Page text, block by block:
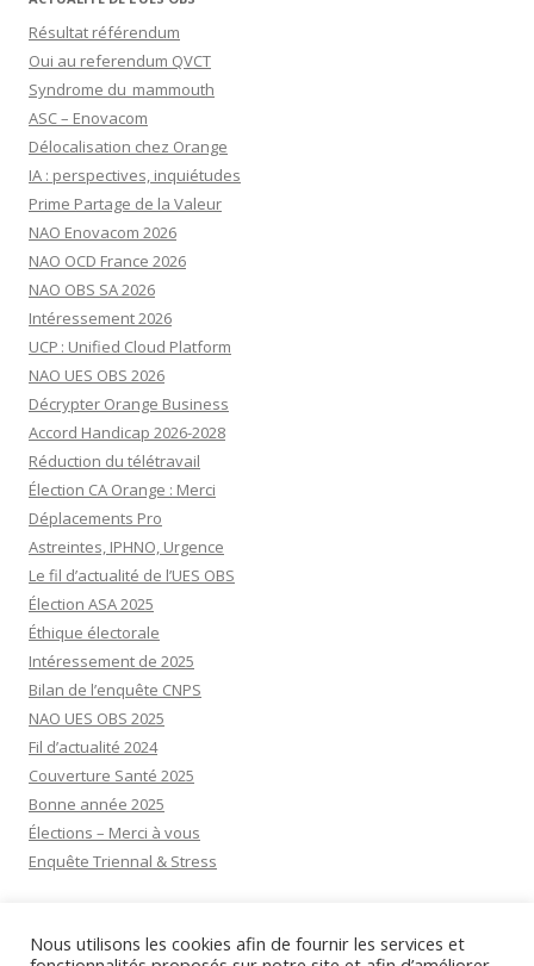
Résultat référendum
Oui au referendum QVCT
Syndrome du mammouth
ASC – Enovacom
Délocalisation chez Orange
IA : perspectives, inquiétudes
Prime Partage de la Valeur
NAO Enovacom 2026
NAO OCD France 2026
NAO OBS SA 2026
Intéressement 2026
UCP : Unified Cloud Platform
NAO UES OBS 2026
Décrypter Orange Business
Accord Handicap 2026-2028
Réduction du télétravail
Élection CA Orange : Merci
Déplacements Pro
Astreintes, IPHNO, Urgence
Le fil d’actualité de l’UES OBS
Élection ASA 2025
Éthique électorale
Intéressement de 2025
Bilan de l’enquête CNPS
NAO UES OBS 2025
Fil d’actualité 2024
Couverture Santé 2025
Bonne année 2025
Élections – Merci à vous
Enquête Triennal & Stress
Visiteurs d’hier: 11
Nous utilisons les cookies afin de fournir les services et